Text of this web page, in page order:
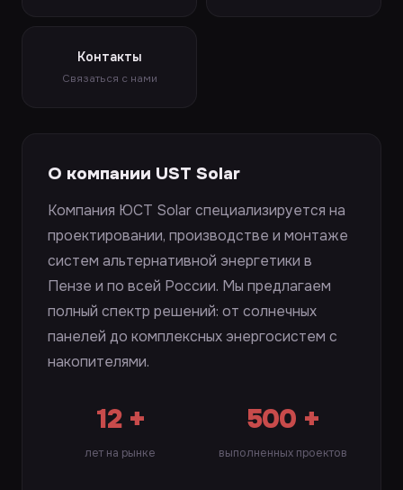
Контакты
Связаться с нами
О компании UST Solar
Компания ЮСТ Solar специализируется на
проектировании, производстве и монтаже
систем альтернативной энергетики в
Пензе и по всей России. Мы предлагаем
полный спектр решений: от солнечных
панелей до комплексных энергосистем с
накопителями.
12 +
лет на рынке
500 +
выполненных проектов